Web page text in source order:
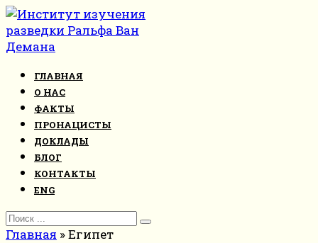
Перейти
к
контенту
ГЛАВНАЯ
О НАС
ФАКТЫ
ПРОНАЦИСТЫ
ДОКЛАДЫ
БЛОГ
КОНТАКТЫ
ENG
Search
for:
Главная »Египет